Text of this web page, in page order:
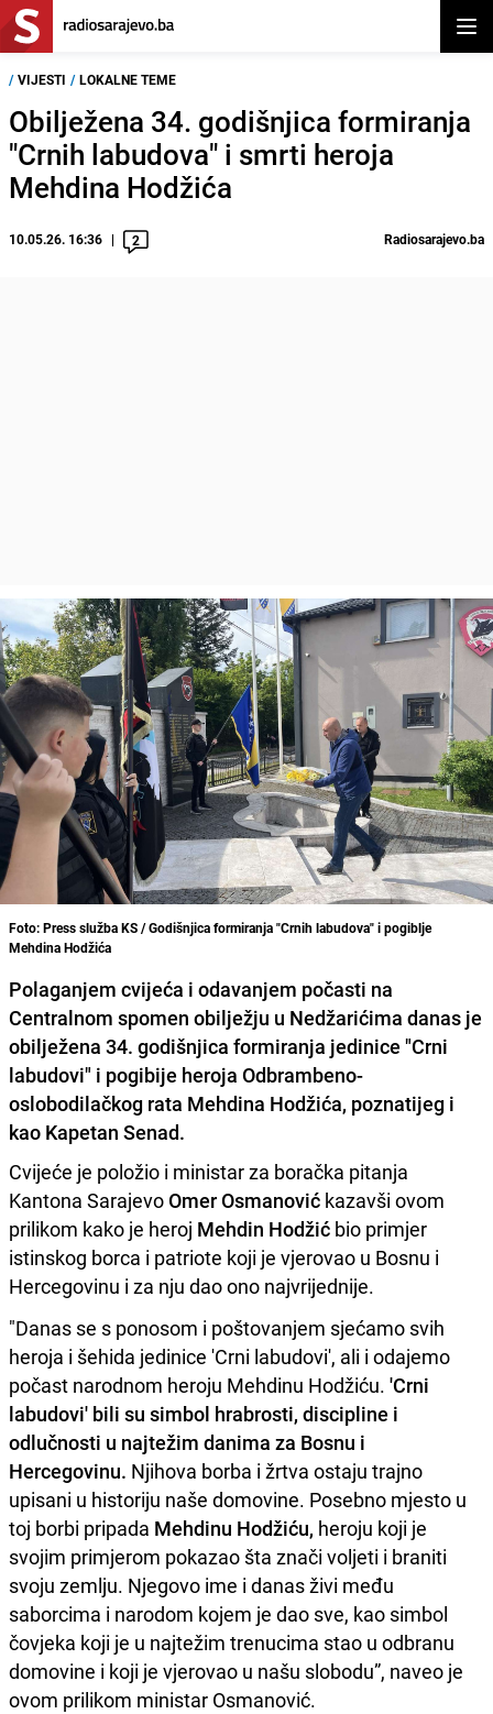
/ VIJESTI / LOKALNE TEME
Obilježena 34. godišnjica formiranja
"Crnih labudova" i smrti heroja
Mehdina Hodžića
10.05.26. 16:36 2 Radiosarajevo.ba
Foto: Press služba KS / Godišnjica formiranja "Crnih labudova" i pogiblje
Mehdina Hodžića
Polaganjem cvijeća i odavanjem počasti na
Centralnom spomen obilježju u Nedžarićima danas je
obilježena 34. godišnjica formiranja jedinice "Crni
labudovi" i pogibije heroja Odbrambeno-
oslobodilačkog rata Mehdina Hodžića, poznatijeg i
kao Kapetan Senad.
Cvijeće je položio i ministar za boračka pitanja
Kantona SarajevoOmer Osmanović kazavši ovom
prilikom kako je heroj Mehdin Hodžić bio primjer
istinskog borca i patriote koji je vjerovao u Bosnu i
Hercegovinu i za nju dao ono najvrijednije.
"Danas se s ponosom i poštovanjem sjećamo svih
heroja i šehida jedinice 'Crni labudovi', ali i odajemo
počast narodnom heroju Mehdinu Hodžiću. 'Crni
labudovi' bili su simbol hrabrosti, discipline i
odlučnosti u najtežim danima za Bosnu i
Hercegovinu. Njihova borba i žrtva ostaju trajno
upisani u historiju naše domovine. Posebno mjesto u
toj borbi pripada Mehdinu Hodžiću, heroju koji je
svojim primjerom pokazao šta znači voljeti i braniti
svoju zemlju. Njegovo ime i danas živi među
saborcima i narodom kojem je dao sve, kao simbol
čovjeka koji je u najtežim trenucima stao u odbranu
domovine i koji je vjerovao u našu slobodu”, naveo je
ovom prilikom ministar Osmanović.